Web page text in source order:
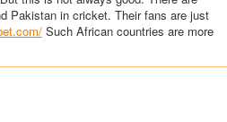
Pakistan in cricket. Their fans are just
Such African countries are more